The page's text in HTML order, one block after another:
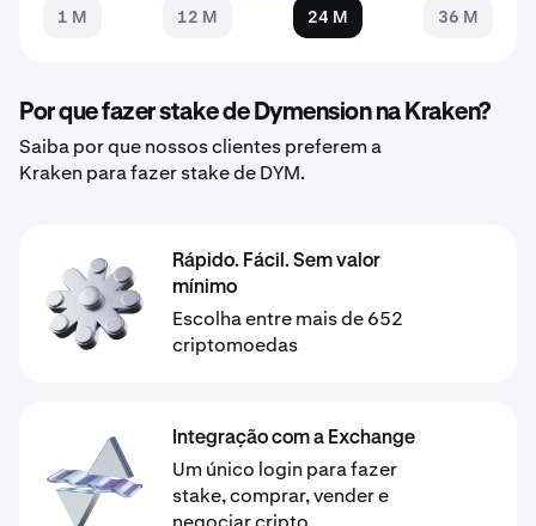
1 M 12 M 24 M 36 M
Por que fazer stake de Dymension na Kraken?
Saiba por que nossos clientes preferem a
Kraken para fazer stake de DYM.
Rápido. Fácil. Sem valor
mínimo
Escolha entre mais de 652
criptomoedas
Integração com a Exchange
Um único login para fazer
stake, comprar, vender e